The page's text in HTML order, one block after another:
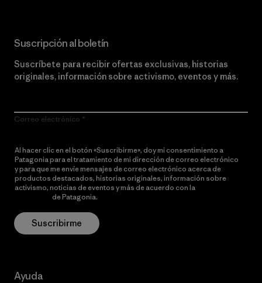
Suscripción al boletín
Suscríbete para recibir ofertas exclusivas, historias
originales, información sobre activismo, eventos y más.
Correo electrónico
Al hacer clic en el botón «Suscribirme», doy mi consentimiento a
Patagonia para el tratamiento de mi dirección de correo electrónico
y para que me envíe mensajes de correo electrónico acerca de
productos destacados, historias originales, información sobre
activismo, noticias de eventos y más de acuerdo con la
de Patagonia.
Suscribirme
Ayuda